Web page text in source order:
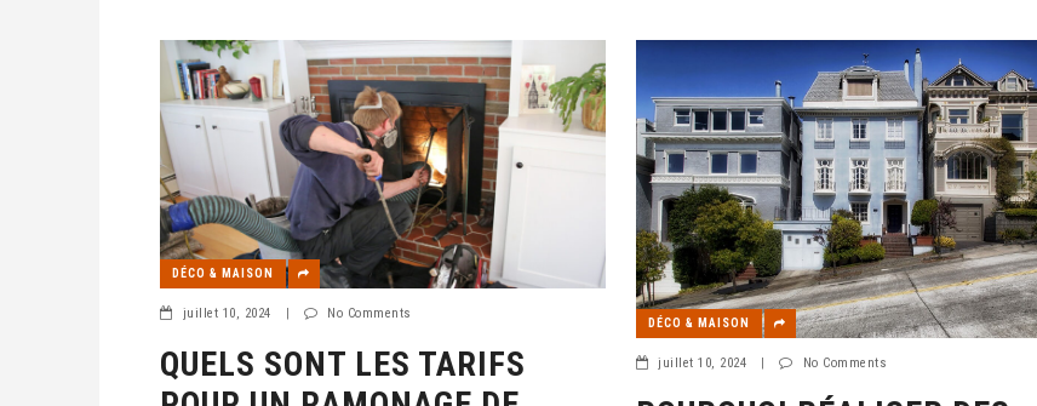
DÉCO & MAISON
juillet 10, 2024 | No Comments
QUELS SONT LES TARIFS
DÉCO & MAISON
juillet 10, 2024 | No Comments